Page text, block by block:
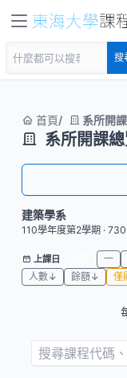
搜
首頁 系所開
系所開課
建築學系
110學年度第2學期 · 730
上課日 一
人數↓
餘額↓ 僅